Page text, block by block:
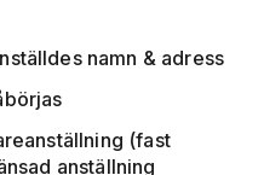
namn & adress
(fast
anställning